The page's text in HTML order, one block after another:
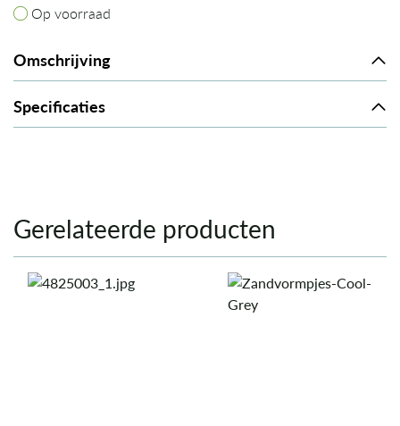
Op voorraad
Op voorraad
Omschrijving
Specificaties
Gerelateerde producten